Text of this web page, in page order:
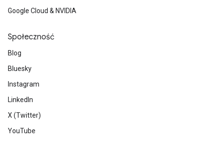
Google Cloud & NVIDIA
Społeczność
Blog
Bluesky
Instagram
LinkedIn
X (Twitter)
YouTube